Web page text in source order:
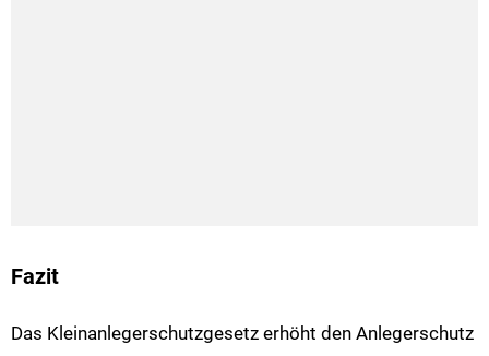
Fazit
Das Kleinanlegerschutzgesetz erhöht den Anlegerschutz